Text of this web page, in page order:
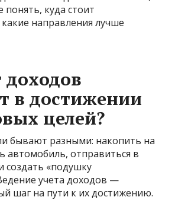
понять, куда стоит
направления лучше
доходов
в достижении
целей?
бывают разными: накопить на
автомобиль, отправиться в
создать «подушку
учета доходов —
шаг на пути к их достижению.